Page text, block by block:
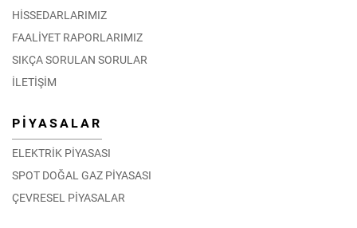
HİSSEDARLARIMIZ
FAALİYET RAPORLARIMIZ
SIKÇA SORULAN SORULAR
İLETİŞİM
PİYASALAR
ELEKTRİK PİYASASI
SPOT DOĞAL GAZ PİYASASI
ÇEVRESEL PİYASALAR